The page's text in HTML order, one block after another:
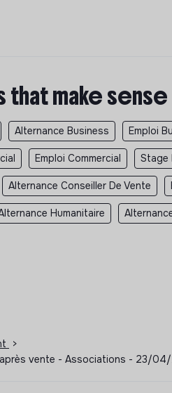
make sense
Alternance Business Emploi
Emploi Commercial Stage
Alternance Conseiller De Vente
Humanitaire
>
après vente - Associations - 23/